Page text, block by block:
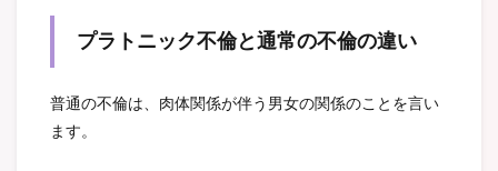
プラトニック不倫と通常の不倫の違い
普通の不倫は、肉体関係が伴う男女の関係のことを言い
ます。